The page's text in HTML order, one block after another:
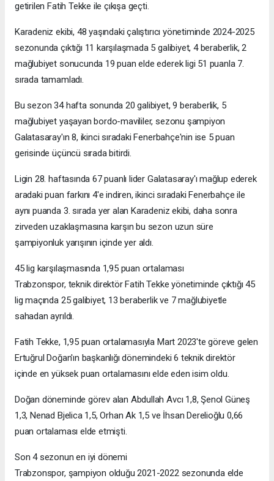
getirilen Fatih Tekke ile çıkışa geçti.
Karadeniz ekibi, 48 yaşındaki çalıştırıcı yönetiminde 2024-2025
sezonunda çıktığı 11 karşılaşmada 5 galibiyet, 4 beraberlik, 2
mağlubiyet sonucunda 19 puan elde ederek ligi 51 puanla 7.
sırada tamamladı.
Bu sezon 34 hafta sonunda 20 galibiyet, 9 beraberlik, 5
mağlubiyet yaşayan bordo-mavililer, sezonu şampiyon
Galatasaray'ın 8, ikinci sıradaki Fenerbahçe'nin ise 5 puan
gerisinde üçüncü sırada bitirdi.
Ligin 28. haftasında 67 puanlı lider Galatasaray'ı mağlup ederek
aradaki puan farkını 4'e indiren, ikinci sıradaki Fenerbahçe ile
aynı puanda 3. sırada yer alan Karadeniz ekibi, daha sonra
zirveden uzaklaşmasına karşın bu sezon uzun süre
şampiyonluk yarışının içinde yer aldı.
45 lig karşılaşmasında 1,95 puan ortalaması
Trabzonspor, teknik direktör Fatih Tekke yönetiminde çıktığı 45
lig maçında 25 galibiyet, 13 beraberlik ve 7 mağlubiyetle
sahadan ayrıldı.
Fatih Tekke, 1,95 puan ortalamasıyla Mart 2023'te göreve gelen
Ertuğrul Doğan'ın başkanlığı dönemindeki 6 teknik direktör
içinde en yüksek puan ortalamasını elde eden isim oldu.
Doğan döneminde görev alan Abdullah Avcı 1,8, Şenol Güneş
1,3, Nenad Bjelica 1,5, Orhan Ak 1,5 ve İhsan Derelioğlu 0,66
puan ortalaması elde etmişti.
Son 4 sezonun en iyi dönemi
Trabzonspor, şampiyon olduğu 2021-2022 sezonunda elde